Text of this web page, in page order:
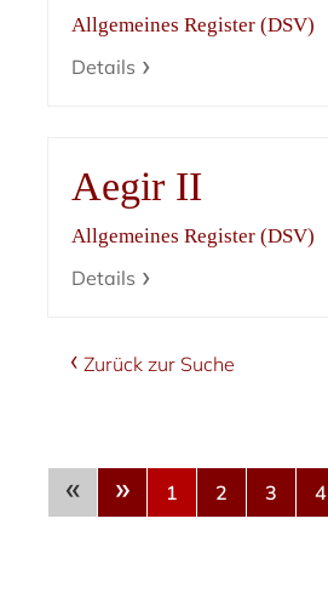
Allgemeines Register (DSV)
Details
Aegir II
Allgemeines Register (DSV)
Details
Zurück zur Suche
« » 1 2 3 4